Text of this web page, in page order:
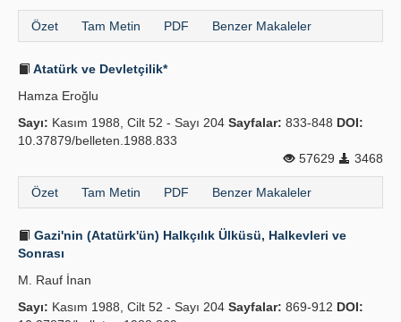
Özet Tam Metin PDF Benzer Makaleler
Atatürk ve Devletçilik*
Hamza Eroğlu
Sayı: Kasım 1988, Cilt 52 - Sayı 204 Sayfalar: 833-848 DOI:
10.37879/belleten.1988.833
57629
3468
Özet Tam Metin PDF Benzer Makaleler
Gazi'nin (Atatürk'ün) Halkçılık Ülküsü, Halkevleri ve
Sonrası
M. Rauf İnan
Sayı: Kasım 1988, Cilt 52 - Sayı 204 Sayfalar: 869-912 DOI: